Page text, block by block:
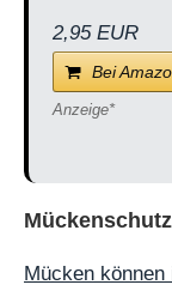
2,95 EUR
Bei
Mückenschutz
Mücken können